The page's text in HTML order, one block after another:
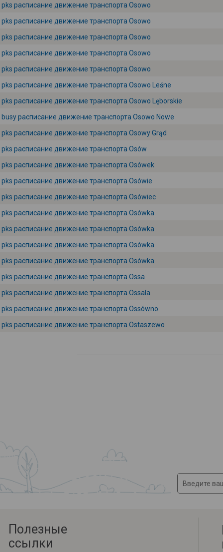
pks расписание движение транспорта Osowo
pks расписание движение транспорта Osowo
pks расписание движение транспорта Osowo
pks расписание движение транспорта Osowo
pks расписание движение транспорта Osowo
pks расписание движение транспорта Osowo Leśne
pks расписание движение транспорта Osowo Lęborskie
busy расписание движение транспорта Osowo Nowe
pks расписание движение транспорта Osowy Grąd
pks расписание движение транспорта Osów
pks расписание движение транспорта Osówek
pks расписание движение транспорта Osówie
pks расписание движение транспорта Osówiec
pks расписание движение транспорта Osówka
pks расписание движение транспорта Osówka
pks расписание движение транспорта Osówka
pks расписание движение транспорта Osówka
pks расписание движение транспорта Ossa
pks расписание движение транспорта Ossala
pks расписание движение транспорта Ossówno
pks расписание движение транспорта Ostaszewo
Полезные
ссылки